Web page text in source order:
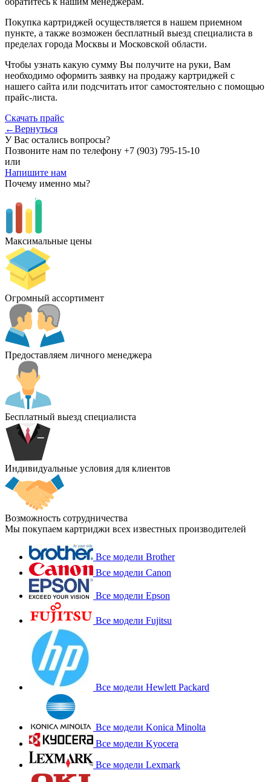
Покупка картриджей осуществляется в нашем приемном
пункте, а также возможен бесплатный выезд специалиста в
пределах города Москвы и Московской области.
Чтобы узнать какую сумму Вы получите на руки, Вам
необходимо оформить заявку на продажу картриджей с
нашего сайта или подсчитать итог самостоятельно с помощью
прайс-листа.
Скачать прайс
←Вернуться
У Вас остались вопросы?
Позвоните нам по телефону +7 (903) 795-15-10
или
Напишите нам
Почему именно мы?
Максимальные цены
Огромный ассортимент
Предоставляем личного менеджера
Бесплатный выезд специалиста
Индивидуальные условия для клиентов
Возможность сотрудничества
Мы покупаем картриджи всех известных производителей
Все модели Brother
Все модели Canon
Все модели Epson
Все модели Fujitsu
Все модели Hewlett Packard
Все модели Konica Minolta
Все модели Kyocera
Все модели Lexmark